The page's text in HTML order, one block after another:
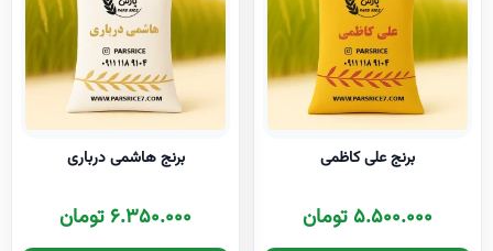
برنج علی کاظمی
۵.۵۰۰.۰۰۰ تومان
برنج هاشمی درباری
۶.۳۵۰.۰۰۰ تومان